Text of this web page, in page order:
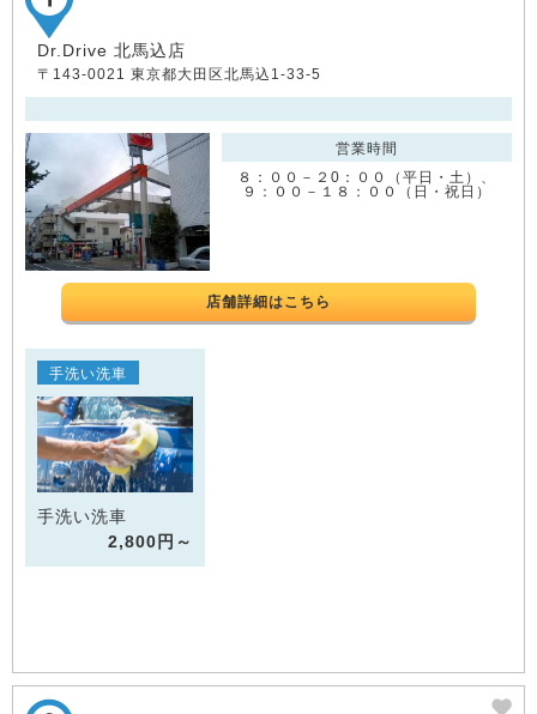
Dr.Drive 北馬込店
〒143-0021 東京都大田区北馬込1-33-5
営業時間
８：００－２0：００（平日・土）、
９：００－１８：００（日・祝日）
店舗詳細はこちら
手洗い洗車
手洗い洗車
2,800円～